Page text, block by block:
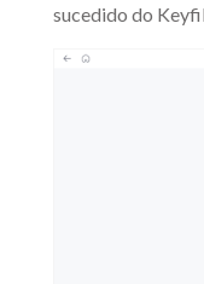
sucedido do